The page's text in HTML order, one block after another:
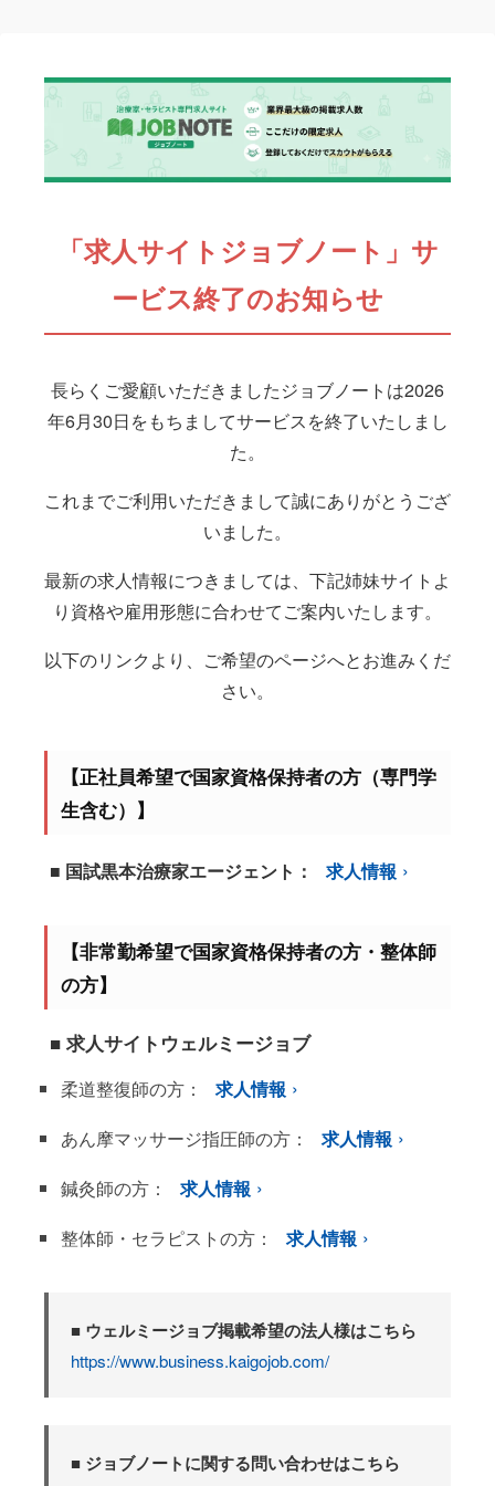
「求人サイトジョブノート」サ
ービス終了のお知らせ
長らくご愛顧いただきましたジョブノートは2026
年6月30日をもちましてサービスを終了いたしまし
た。
これまでご利用いただきまして誠にありがとうござ
いました。
最新の求人情報につきましては、下記姉妹サイトよ
り資格や雇用形態に合わせてご案内いたします。
以下のリンクより、ご希望のページへとお進みくだ
さい。
【正社員希望で国家資格保持者の方（専門学
生含む）】
■ 国試黒本治療家エージェント： 求人情報
【非常勤希望で国家資格保持者の方・整体師
の方】
■ 求人サイトウェルミージョブ
柔道整復師の方：
求人情報
あん摩マッサージ指圧師の方：
求人情報
鍼灸師の方：
求人情報
整体師・セラピストの方：
求人情報
■ ウェルミージョブ掲載希望の法人様はこちら
https://www.business.kaigojob.com/
■ ジョブノートに関する問い合わせはこちら